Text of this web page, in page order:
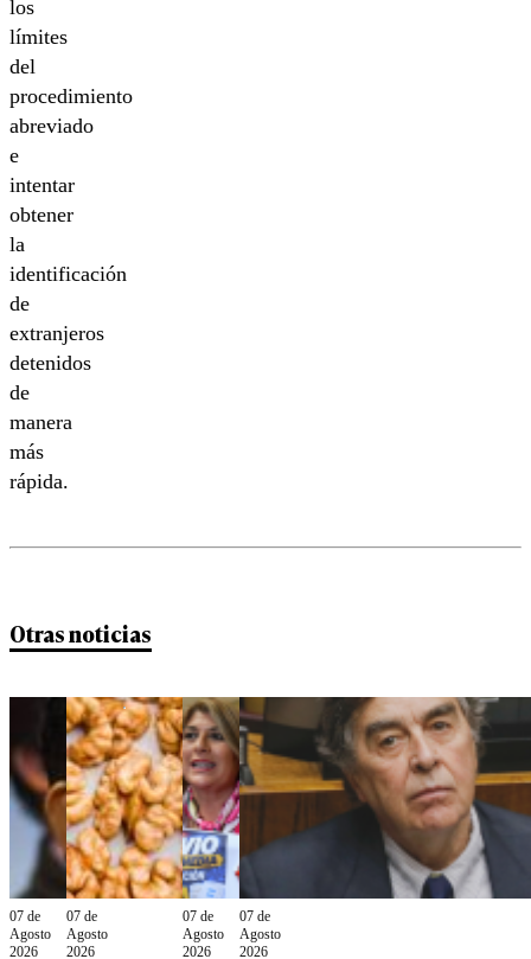
los
límites
del
procedimiento
abreviado
e
intentar
obtener
la
identificación
de
extranjeros
detenidos
de
manera
más
rápida.
Otras noticias
07 de
Agosto
2026
07 de
Agosto
2026
07 de
Agosto
2026
07 de
Agosto
2026